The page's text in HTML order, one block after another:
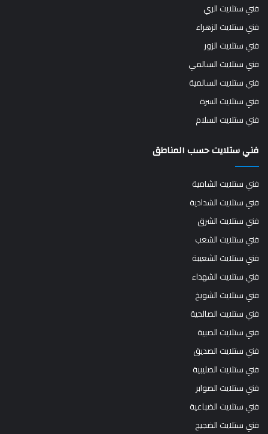
فني ستلايت الري
فني ستلايت الزهراء
فني ستلايت الزور
فني ستلايت السالمي
فني ستلايت السالمية
فني ستلايت السرة
فني ستلايت السلام
فني ستلايت حسب المناطق
فني ستلايت الشامية
فني ستلايت الشدادية
فني ستلايت الشرق
فني ستلايت الشعب
فني ستلايت الشعيبة
فني ستلايت الشهداء
فني ستلايت الشويخ
فني ستلايت الصالحية
فني ستلايت الصبية
فني ستلايت الصديق
فني ستلايت الصليبية
فني ستلايت الصوابر
فني ستلايت الضباعية
فني ستلايت الضجيج